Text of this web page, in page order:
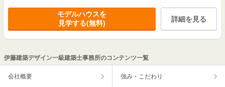
モデルハウスを
見学する(無料)
詳細を見る
伊藤建築デザイン一級建築士事務所のコンテンツ一覧
会社概要 強み・こだわり